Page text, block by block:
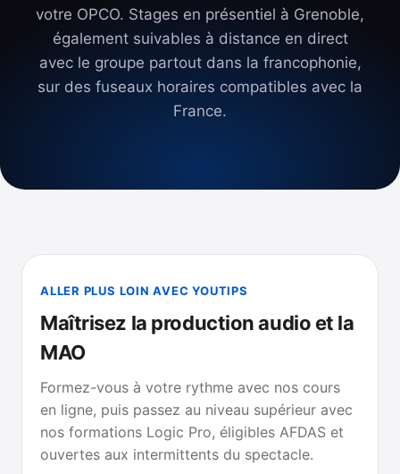
votre OPCO. Stages en présentiel à Grenoble,
également suivables à distance en direct
avec le groupe partout dans la francophonie,
sur des fuseaux horaires compatibles avec la
France.
ALLER PLUS LOIN AVEC YOUTIPS
Maîtrisez la production audio et la
MAO
Formez-vous à votre rythme avec nos cours
en ligne, puis passez au niveau supérieur avec
nos formations Logic Pro, éligibles AFDAS et
ouvertes aux intermittents du spectacle.